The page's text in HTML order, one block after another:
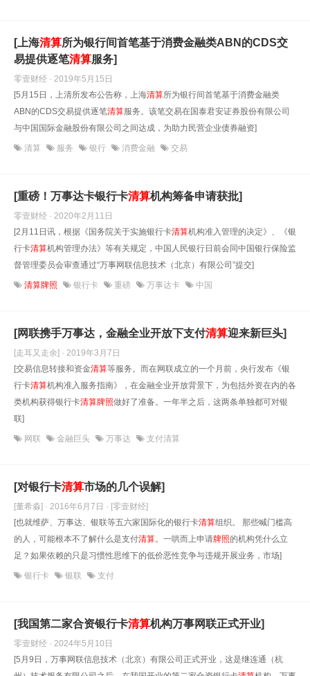
[上海清算所为银行间首笔基于消费金融类ABN的CDS交
易提供逐笔清算服务]
零壹财经 · 2019年5月15日
[5月15日，上清所发布公告称，上海清算所为银行间首笔基于消费金融类
ABN的CDS交易提供逐笔清算服务。该笔交易在国泰君安证券股份有限公司
与中国国际金融股份有限公司之间达成，为助力民营企业债券融资]
清算 服务 银行 消费金融 交易
[重磅！万事达卡银行卡清算机构筹备申请获批]
零壹财经 · 2020年2月11日
[2月11日讯，根据《国务院关于实施银行卡清算机构准入管理的决定》、《银
行卡清算机构管理办法》等有关规定，中国人民银行日前会同中国银行保险监
督管理委员会审查通过“万事网联信息技术（北京）有限公司”提交]
清算牌照 银行卡 重磅 万事达卡 中国
[网联携手万事达，金融全业开放下支付清算迎来新巨头]
[走耳又走余] · 2019年3月7日
[交易信息转接和资金清算等服务。而在网联成立的一个月前，央行发布《银
行卡清算机构准入服务指南》，在金融全业开放背景下，为包括外资在内的各
类机构获得银行卡清算牌照做好了准备。一年半之后，这两条单独都可对银
联]
网联 金融巨头 万事达 支付清算
[对银行卡清算市场的几个误解]
[董希淼] · 2016年6月7日 · [零壹财经]
[也就维萨、万事达、银联等五六家国际化的银行卡清算组织。 那些喊门槛高
的人，可能根本不了解什么是支付清算。一哄而上申请牌照的机构凭什么立
足？如果依赖的只是习惯性思维下的低价恶性竞争与违规开展业务，市场]
银行卡 银联 支付
[我国第二家合资银行卡清算机构万事网联正式开业]
零壹财经 · 2024年5月10日
[5月9日，万事网联信息技术（北京）有限公司正式开业，这是继连通（杭